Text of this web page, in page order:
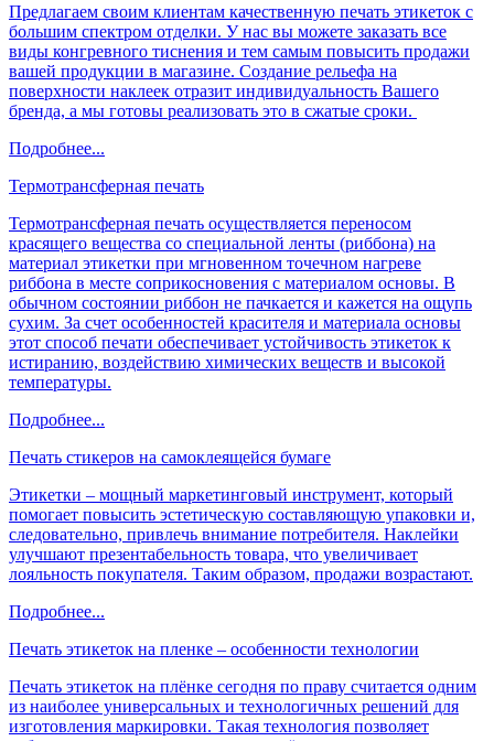
Предлагаем своим клиентам качественную печать этикеток с
большим спектром отделки. У нас вы можете заказать все
виды конгревного тиснения и тем самым повысить продажи
вашей продукции в магазине. Cоздание рельефа на
поверхности наклеек отразит индивидуальность Вашего
бренда, а мы готовы реализовать это в сжатые сроки.
Подробнее...
Термотрансферная печать
Термотрансферная печать осуществляется переносом
красящего вещества со специальной ленты (риббона) на
материал этикетки при мгновенном точечном нагреве
риббона в месте соприкосновения с материалом основы. В
обычном состоянии риббон не пачкается и кажется на ощупь
сухим. За счет особенностей красителя и материала основы
этот способ печати обеспечивает устойчивость этикеток к
истиранию, воздействию химических веществ и высокой
температуры.
Подробнее...
Печать стикеров на самоклеящейся бумаге
Этикетки – мощный маркетинговый инструмент, который
помогает повысить эстетическую составляющую упаковки и,
следовательно, привлечь внимание потребителя. Наклейки
улучшают презентабельность товара, что увеличивает
лояльность покупателя. Таким образом, продажи возрастают.
Подробнее...
Печать этикеток на пленке – особенности технологии
Печать этикеток на плёнке сегодня по праву считается одним
из наиболее универсальных и технологичных решений для
изготовления маркировки. Такая технология позволяет